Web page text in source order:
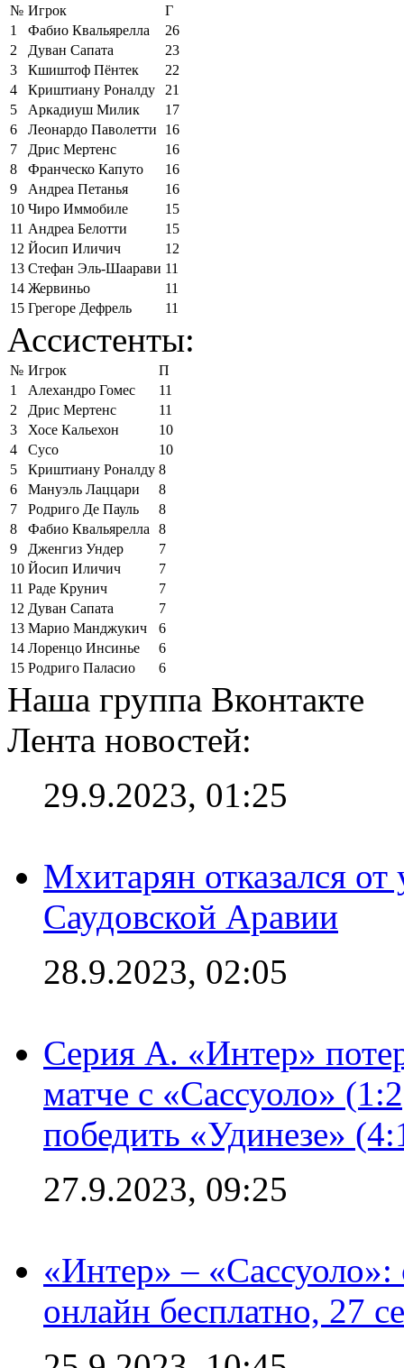
№ Игрок
Г
1
Фабио Квальярелла
26
2
Дуван Сапата
23
3
Кшиштоф Пёнтек
22
4
Криштиану Роналду
21
5
Аркадиуш Милик
17
6
Леонардо Паволетти
16
7
Дрис Мертенс
16
8
Франческо Капуто
16
9
Андреа Петанья
16
10 Чиро Иммобиле
15
11 Андреа Белотти
15
12 Йосип Иличич
12
13 Стефан Эль-Шаарави 11
14 Жервиньо
11
15 Грегоре Дефрель 11
Ассистенты:
№ Игрок
П
1
Алехандро Гомес
11
2
Дрис Мертенс
11
3
Хосе Кальехон
10
4
Сусо
10
5
Криштиану Роналду 8
6
Мануэль Лаццари
8
7
Родриго Де Пауль
8
8
Фабио Квальярелла
8
9
Дженгиз Ундер
7
10 Йосип Иличич
7
11 Раде Крунич
7
12 Дуван Сапата
7
13 Марио Манджукич
6
14 Лоренцо Инсинье
6
15 Родриго Паласио 6
Наша группа Вконтакте
Лента новостей:
29.9.2023, 01:25
Мхитарян отказался от
Саудовской Аравии
28.9.2023, 02:05
Серия А. «Интер»
матче с «Сассуоло»
победить «Удинезе»
27.9.2023, 09:25
«Интер» –
онлайн бесплатно, 27